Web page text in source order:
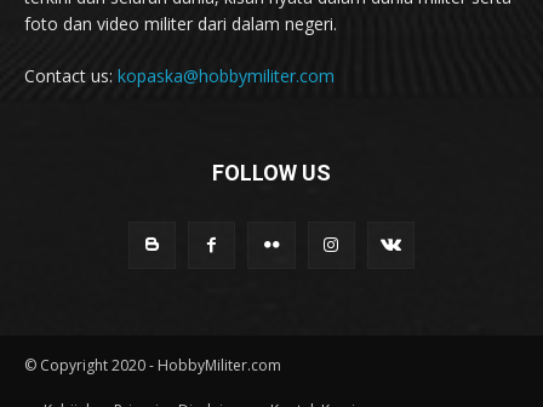
foto dan video militer dari dalam negeri.
Contact us: kopaska@hobbymiliter.com
FOLLOW US
© Copyright 2020 - HobbyMiliter.com